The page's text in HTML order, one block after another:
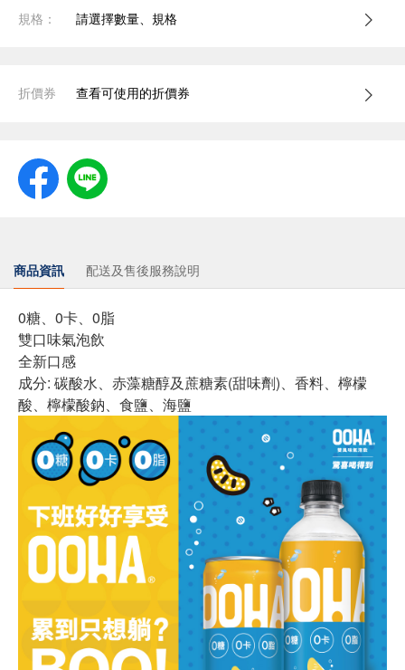
規格： 請選擇數量、規格
折價券 查看可使用的折價券
商品資訊 配送及售後服務說明
0糖、0卡、0脂
雙口味氣泡飲
全新口感
成分: 碳酸水、赤藻糖醇及蔗糖素(甜味劑)、香料、檸檬
酸、檸檬酸鈉、食鹽、海鹽